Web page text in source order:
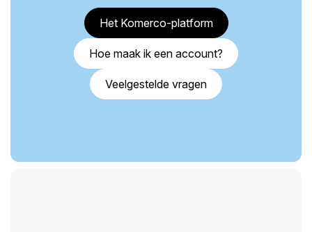
Het Komerco-platform
Hoe maak ik een account?
Veelgestelde vragen